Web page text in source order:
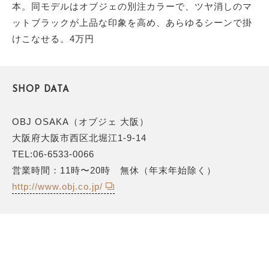
本。同モデルはオブジェの別注カラーで、ツヤ消しのマ
ットブラックが上品な印象を高め、あらゆるシーンで掛
けこなせる。4万円
SHOP DATA
OBJ OSAKA（オブジェ 大阪）
大阪府大阪市西区北堀江1-9-14
TEL:06-6533-0066
営業時間：11時〜20時 無休（年末年始除く）
http://www.obj.co.jp/